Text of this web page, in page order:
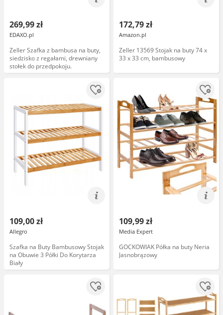
269,99 zł
EDAXO.pl
Zeller Szafka z bambusa na buty,
siedzisko z regałami, drewniany
stołek do przedpokoju.
172,79 zł
Amazon.pl
Zeller 13569 Stojak na buty 74 x
33 x 33 cm, bambusowy
109,00 zł
Allegro
Szafka na Buty Bambusowy Stojak
na Obuwie 3 Półki Do Korytarza
Biały
109,99 zł
Media Expert
GOCKOWIAK Półka na buty Neria
Jasnobrązowy